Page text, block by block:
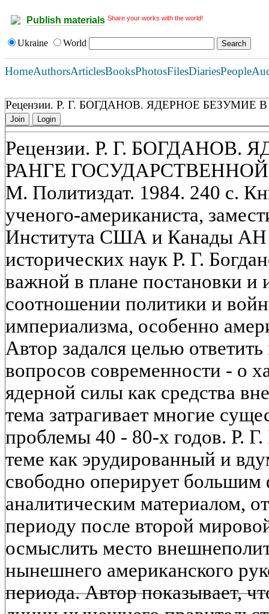
Publish materials Share your works with the world!
Ukraine World
HomeAuthorsArticlesBooksPhotosFilesDiariesPeople
Рецензии. Р. Г. БОГДАНОВ. ЯДЕРНОЕ
Join Login
Рецензии. Р. Г. БОГДАНОВ.
РАНГЕ
М. Политиздат. 1984. 240 с.
ученого-американиста,
Института США и Канады АН
исторических наук Р. Г.
важной в плане постановки и
соотношении политики и
империализма, особенно
Автор задался целью
вопросов современности - о
ядерной силы как средства
тема затрагивает многие
проблемы 40 - 80-х годов. Р.
теме как эрудированный и
свободно оперирует большим
аналитическим материалом,
периоду после второй
осмыслить место
нынешнего американского
периода. Автор показывает,